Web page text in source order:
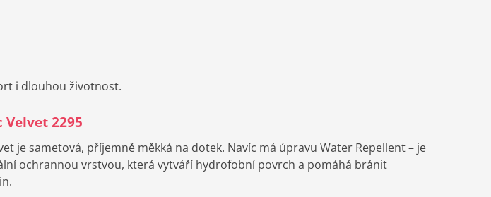
i dlouhou životnost.
Velvet 2295
je sametová, příjemně měkká na dotek. Navíc má úpravu Water Repellent – je
ochrannou vrstvou, která vytváří hydrofobní povrch a pomáhá bránit